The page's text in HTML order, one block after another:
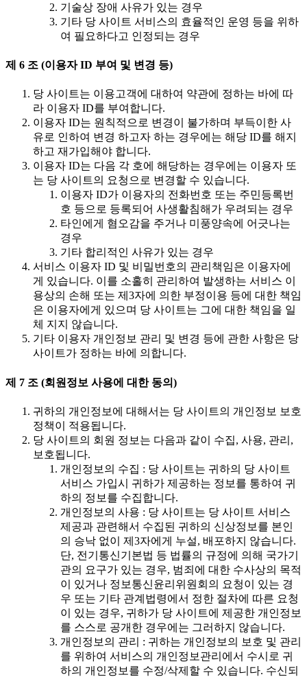
기술상 장애 사유가 있는 경우
기타 당 사이트 서비스의 효율적인 운영 등을 위하
여 필요하다고 인정되는 경우
제 6 조 (이용자 ID 부여 및 변경 등)
당 사이트는 이용고객에 대하여 약관에 정하는 바에 따
라 이용자 ID를 부여합니다.
이용자 ID는 원칙적으로 변경이 불가하며 부득이한 사
유로 인하여 변경 하고자 하는 경우에는 해당 ID를 해지
하고 재가입해야 합니다.
이용자 ID는 다음 각 호에 해당하는 경우에는 이용자 또
는 당 사이트의 요청으로 변경할 수 있습니다.
이용자 ID가 이용자의 전화번호 또는 주민등록번
호 등으로 등록되어 사생활침해가 우려되는 경우
타인에게 혐오감을 주거나 미풍양속에 어긋나는
경우
기타 합리적인 사유가 있는 경우
서비스 이용자 ID 및 비밀번호의 관리책임은 이용자에
게 있습니다. 이를 소홀히 관리하여 발생하는 서비스 이
용상의 손해 또는 제3자에 의한 부정이용 등에 대한 책임
은 이용자에게 있으며 당 사이트는 그에 대한 책임을 일
체 지지 않습니다.
기타 이용자 개인정보 관리 및 변경 등에 관한 사항은 당
사이트가 정하는 바에 의합니다.
제 7 조 (회원정보 사용에 대한 동의)
귀하의 개인정보에 대해서는 당 사이트의 개인정보 보호
정책이 적용됩니다.
당 사이트의 회원 정보는 다음과 같이 수집, 사용, 관리,
보호됩니다.
개인정보의 수집 : 당 사이트는 귀하의 당 사이트
서비스 가입시 귀하가 제공하는 정보를 통하여 귀
하의 정보를 수집합니다.
개인정보의 사용 : 당 사이트는 당 사이트 서비스
제공과 관련해서 수집된 귀하의 신상정보를 본인
의 승낙 없이 제3자에게 누설, 배포하지 않습니다.
단, 전기통신기본법 등 법률의 규정에 의해 국가기
관의 요구가 있는 경우, 범죄에 대한 수사상의 목적
이 있거나 정보통신윤리위원회의 요청이 있는 경
우 또는 기타 관계법령에서 정한 절차에 따른 요청
이 있는 경우, 귀하가 당 사이트에 제공한 개인정보
를 스스로 공개한 경우에는 그러하지 않습니다.
개인정보의 관리 : 귀하는 개인정보의 보호 및 관리
를 위하여 서비스의 개인정보관리에서 수시로 귀
하의 개인정보를 수정/삭제할 수 있습니다. 수신되